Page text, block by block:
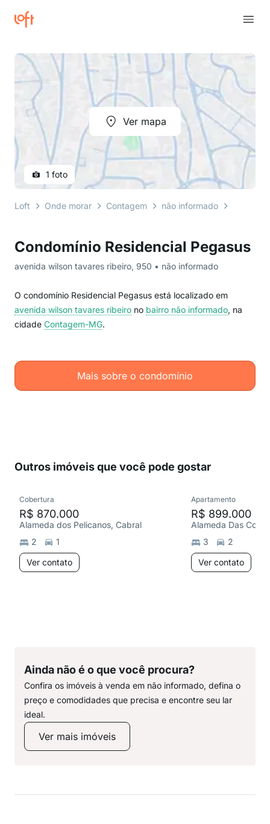
Condomínio Residencial Pegasus
avenida wilson tavares ribeiro, 950 • não informado
O condomínio Residencial Pegasus está localizado em
avenida wilson tavares ribeiro no bairro não informado, na
cidade Contagem-MG.
Mais sobre o condomínio
Ver mapa
1 foto
Loft Onde morar Contagem não informado
Outros imóveis que você pode gostar
Cobertura
R$ 870.000
Alameda dos Pelicanos, Cabral
2
1
Ver contato
Apartamento
R$ 899.000
Alameda Das
3
2
Ver contato
Ainda não é o que você procura?
Confira os imóveis à venda em não informado, defina o
preço e comodidades que precisa e encontre seu lar
ideal.
Ver mais imóveis